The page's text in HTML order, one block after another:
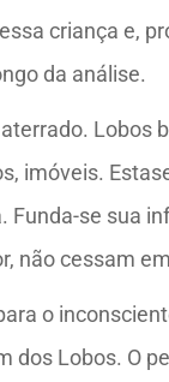
criança e,
da análise.
Lobos
imóveis.
Funda-se sua
não cessam
o
dos Lobos. O